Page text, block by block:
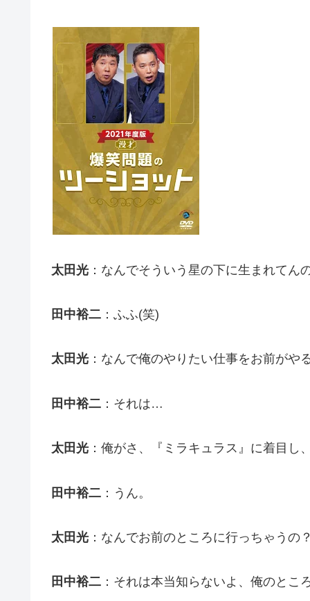
太田光 ：なんでそういう星の下に生まれてん
田中裕二 ：ふふ(笑)
太田光 ：なんで俺のやりたい仕事をお前がや
田中裕二 ：それは…
太田光 ：俺がさ、『ミラキュラス』に着目し
田中裕二 ：うん。
太田光 ：なんでお前のところに行っちゃうの
田中裕二 ：それは本当知らないよ、俺のとこ